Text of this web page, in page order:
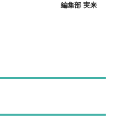
編集部 実来